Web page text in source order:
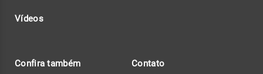
Vídeos
Confira também Contato